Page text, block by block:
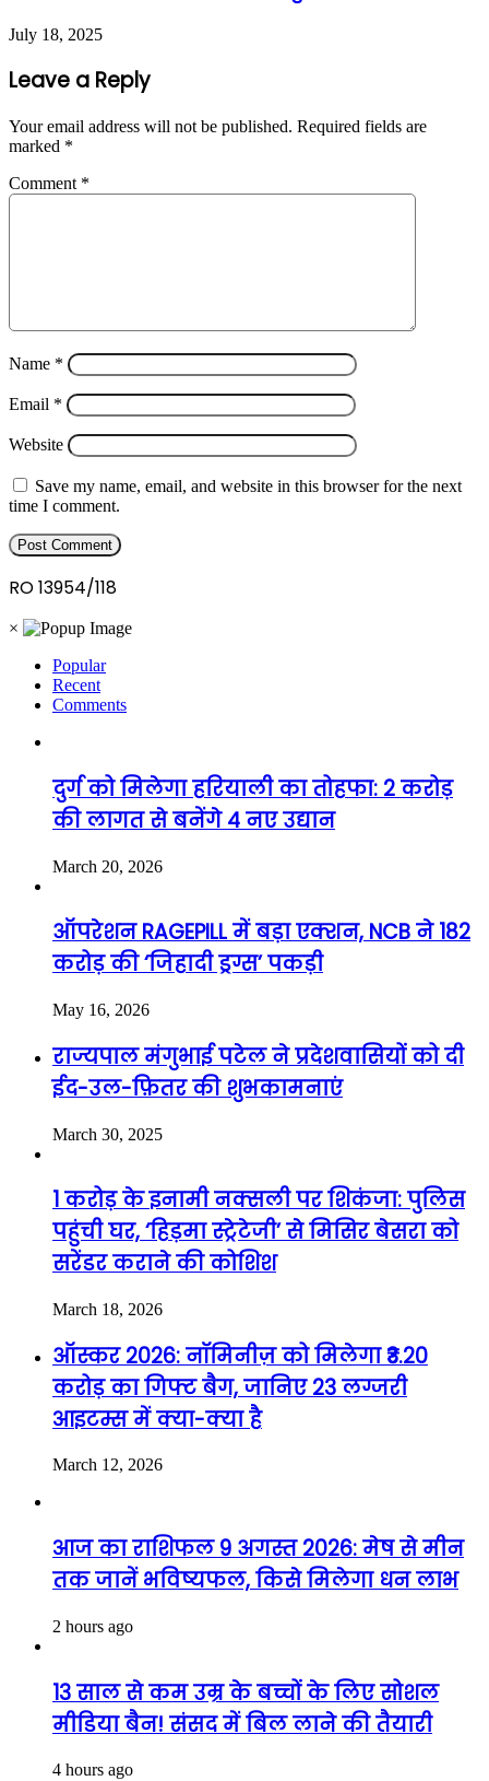
July 18, 2025
Leave a Reply
Your email address will not be published. Required fields are
marked *
Comment *
Name *
Email *
Website
Save my name, email, and website in this browser for the next
time I comment.
RO 13954/118
×
Popular
Recent
Comments
दुर्ग को मिलेगा हरियाली का तोहफा: 2 करोड़
की लागत से बनेंगे 4 नए उद्यान
March 20, 2026
ऑपरेशन RAGEPILL में बड़ा एक्शन, NCB ने 182
करोड़ की ‘जिहादी ड्रग्स’ पकड़ी
May 16, 2026
राज्यपाल मंगुभाई पटेल ने प्रदेशवासियों को दी
ईद-उल-फ़ितर की शुभकामनाएं
March 30, 2025
1 करोड़ के इनामी नक्सली पर शिकंजा: पुलिस
पहुंची घर, ‘हिड़मा स्ट्रेटेजी’ से मिसिर बेसरा को
सरेंडर कराने की कोशिश
March 18, 2026
ऑस्कर 2026: नॉमिनीज़ को मिलेगा ₹3.20
करोड़ का गिफ्ट बैग, जानिए 23 लग्जरी
आइटम्स में क्या-क्या है
March 12, 2026
आज का राशिफल 9 अगस्त 2026: मेष से मीन
तक जानें भविष्यफल, किसे मिलेगा धन लाभ
2 hours ago
13 साल से कम उम्र के बच्चों के लिए सोशल
मीडिया बैन! संसद में बिल लाने की तैयारी
4 hours ago